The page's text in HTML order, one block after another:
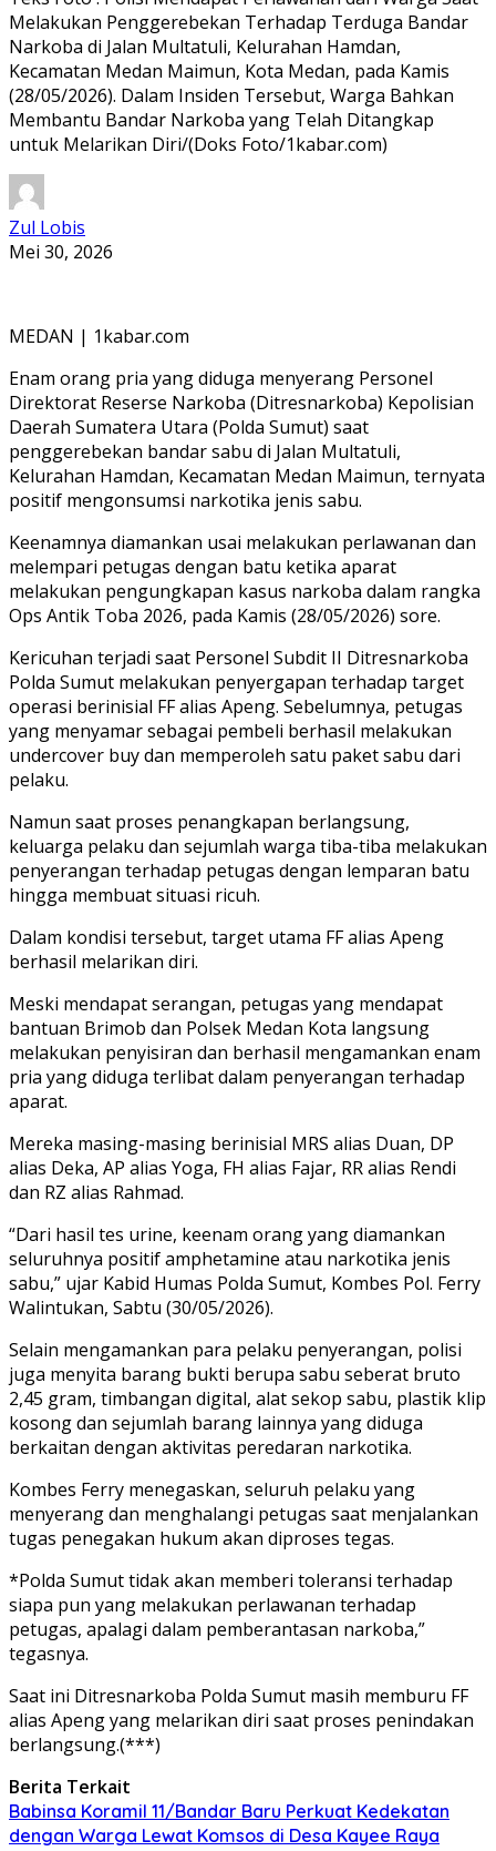
Melakukan Penggerebekan Terhadap Terduga Bandar
Narkoba di Jalan Multatuli, Kelurahan Hamdan,
Kecamatan Medan Maimun, Kota Medan, pada Kamis
(28/05/2026). Dalam Insiden Tersebut, Warga Bahkan
Membantu Bandar Narkoba yang Telah Ditangkap
untuk Melarikan Diri/(Doks Foto/1kabar.com)
Zul Lobis
Mei 30, 2026
MEDAN | 1kabar.com
Enam orang pria yang diduga menyerang Personel
Direktorat Reserse Narkoba (Ditresnarkoba) Kepolisian
Daerah Sumatera Utara (Polda Sumut) saat
penggerebekan bandar sabu di Jalan Multatuli,
Kelurahan Hamdan, Kecamatan Medan Maimun, ternyata
positif mengonsumsi narkotika jenis sabu.
Keenamnya diamankan usai melakukan perlawanan dan
melempari petugas dengan batu ketika aparat
melakukan pengungkapan kasus narkoba dalam rangka
Ops Antik Toba 2026, pada Kamis (28/05/2026) sore.
Kericuhan terjadi saat Personel Subdit II Ditresnarkoba
Polda Sumut melakukan penyergapan terhadap target
operasi berinisial FF alias Apeng. Sebelumnya, petugas
yang menyamar sebagai pembeli berhasil melakukan
undercover buy dan memperoleh satu paket sabu dari
pelaku.
Namun saat proses penangkapan berlangsung,
keluarga pelaku dan sejumlah warga tiba-tiba melakukan
penyerangan terhadap petugas dengan lemparan batu
hingga membuat situasi ricuh.
Dalam kondisi tersebut, target utama FF alias Apeng
berhasil melarikan diri.
Meski mendapat serangan, petugas yang mendapat
bantuan Brimob dan Polsek Medan Kota langsung
melakukan penyisiran dan berhasil mengamankan enam
pria yang diduga terlibat dalam penyerangan terhadap
aparat.
Mereka masing-masing berinisial MRS alias Duan, DP
alias Deka, AP alias Yoga, FH alias Fajar, RR alias Rendi
dan RZ alias Rahmad.
“Dari hasil tes urine, keenam orang yang diamankan
seluruhnya positif amphetamine atau narkotika jenis
sabu,” ujar Kabid Humas Polda Sumut, Kombes Pol. Ferry
Walintukan, Sabtu (30/05/2026).
Selain mengamankan para pelaku penyerangan, polisi
juga menyita barang bukti berupa sabu seberat bruto
2,45 gram, timbangan digital, alat sekop sabu, plastik klip
kosong dan sejumlah barang lainnya yang diduga
berkaitan dengan aktivitas peredaran narkotika.
Kombes Ferry menegaskan, seluruh pelaku yang
menyerang dan menghalangi petugas saat menjalankan
tugas penegakan hukum akan diproses tegas.
*Polda Sumut tidak akan memberi toleransi terhadap
siapa pun yang melakukan perlawanan terhadap
petugas, apalagi dalam pemberantasan narkoba,”
tegasnya.
Saat ini Ditresnarkoba Polda Sumut masih memburu FF
alias Apeng yang melarikan diri saat proses penindakan
berlangsung.(***)
Berita Terkait
Babinsa Koramil 11/Bandar Baru Perkuat Kedekatan
dengan Warga Lewat Komsos di Desa Kayee Raya